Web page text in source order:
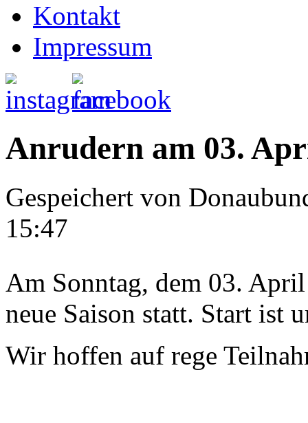
Kontakt
Impressum
Anrudern am 03.
Gespeichert von
15:47
Am Sonntag, dem 03.
neue Saison statt. Start ist
Wir hoffen auf rege